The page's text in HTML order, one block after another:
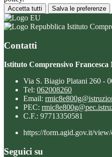
Accetta tutti Salva le preferenze
Istituto
Contatti
Istituto Comprensivo
Via S. Biagio Platani 260 -
Tel: 062008260
Email:
PEC:
C.F.: 97713350581
https://form.agid.gov.it/
Seguici su